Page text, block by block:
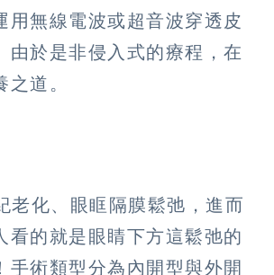
用無線電波或超音波穿透皮
由於是非侵入式的療程，在
道。
老化、眼眶隔膜鬆弛，進而
看的就是眼睛下方這鬆弛的
術類型分為內開型與外開